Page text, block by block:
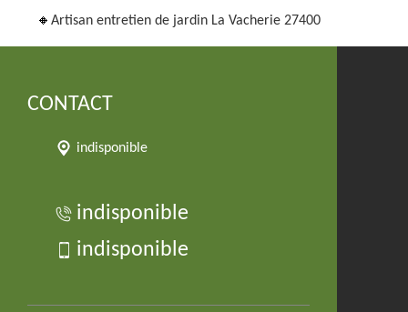
Artisan entretien de jardin La Vacherie 27400
CONTACT
indisponible
indisponible
indisponible